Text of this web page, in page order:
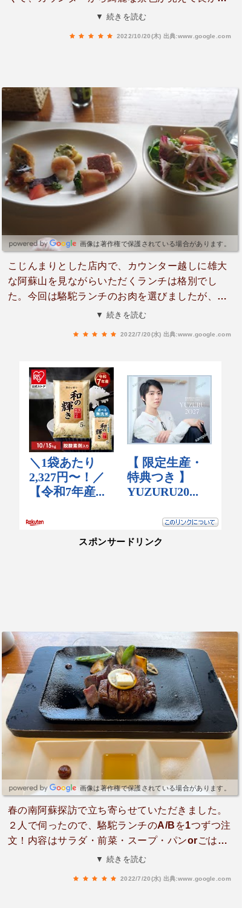
たです。それに、近所の方なのかわかりません
▼ 続きを読む
2022/10/20(木) 出典:www.google.com
画像は著作権で保護されている場合があります。
こじんまりとした店内で、カウンター越しに雄大
な阿蘇山を見ながらいただくランチは格別でし
た。今回は駱駝ランチのお肉を選びましたが、ソ
ースが抜群に美味しかったです。サラダのドレッ
ても迷って、ウロウロしながらやっと行き着きま
した。
▼ 続きを読む
2022/7/20(水) 出典:www.google.com
スポンサードリンク
画像は著作権で保護されている場合があります。
春の南阿蘇探訪で立ち寄らせていただきました。
２人で伺ったので、駱駝ランチのA/Bを1つずつ注
文！内容はサラダ・前菜・スープ・パンorごは
ん・メイン（お魚orポーク）・コーヒー・デザー
▼ 続きを読む
2022/7/20(水) 出典:www.google.com